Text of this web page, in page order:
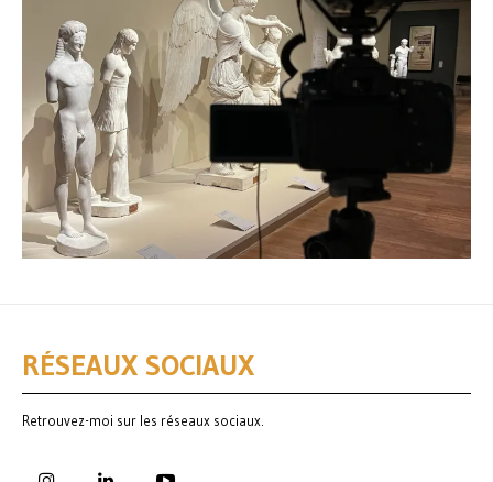
RÉSEAUX SOCIAUX
Retrouvez-moi sur les réseaux sociaux.